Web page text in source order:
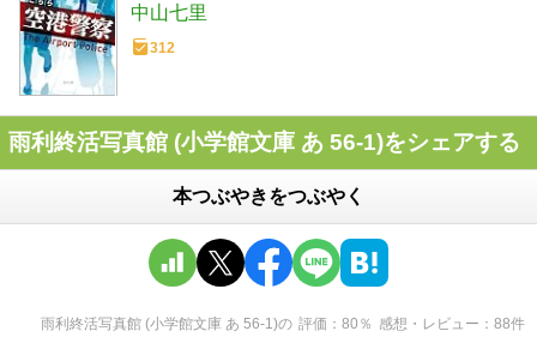
中山七里
312
雨利終活写真館 (小学館文庫 あ 56-1)をシェアする
本つぶやきをつぶやく
雨利終活写真館 (小学館文庫 あ 56-1)の 評価 80 ％ 感想・レビュー 88件